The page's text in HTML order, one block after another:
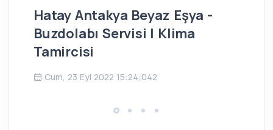
Hatay Antakya Beyaz Eşya -
Buzdolabı Servisi | Klima
Tamircisi
Cum, 23 Eyl 2022 15:24:042